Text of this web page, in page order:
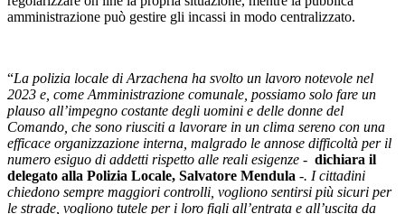
amministrazione può gestire gli incassi in modo centralizzato.
“La polizia locale di Arzachena ha svolto un lavoro notevole nel
2023 e, come Amministrazione comunale, possiamo solo fare un
plauso all’impegno costante degli uomini e delle donne del
Comando, che sono riusciti a lavorare in un clima sereno con una
efficace organizzazione interna, malgrado le annose difficoltà per il
numero esiguo di addetti rispetto alle reali esigenze - dichiara il
delegato alla Polizia Locale, Salvatore Mendula -. I cittadini
chiedono sempre maggiori controlli, vogliono sentirsi più sicuri per
le strade, vogliono tutele per i loro figli all’entrata e all’uscita da